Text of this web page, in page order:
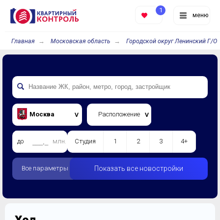
меню
1
Главная Московская область Городской округ Ленинский Г/О
Москва Расположение
до млн. Студия 1 2 3 4+
Все параметры Показать все новостройки